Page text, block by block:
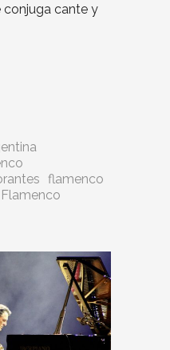
conjuga cante y
flamenco